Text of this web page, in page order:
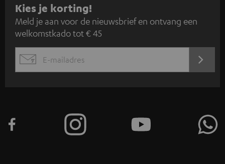
A
a
n
m
e
n
Kies je korting!
Meld je aan voor de nieuwsbrief en ontvang een
welkomstkado tot € 45
EMAIL